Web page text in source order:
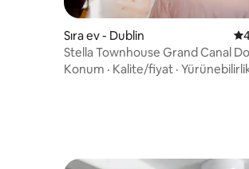
Sıra ev - Dublin 5
Stella Townhouse Grand Canal
Dublin 4.
Konum · Kalite/fiyat ·